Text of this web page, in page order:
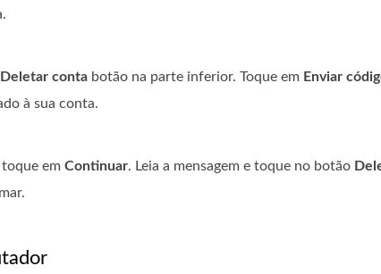
Deletar conta botão na parte inferior. Toque em Enviar
à sua conta.
em Continuar. Leia a mensagem e toque no botão